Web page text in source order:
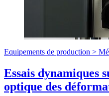
Equipements de production >
Essais dynamiques
optique des